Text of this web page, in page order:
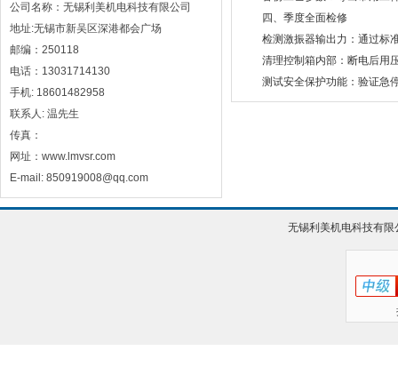
公司名称：无锡利美机电科技有限公司
地址:无锡市新吴区深港都会广场
邮编：250118
电话：13031714130
手机: 18601482958
联系人: 温先生
传真：
网址：www.lmvsr.com
E-mail: 850919008@qq.com
四、季度全面检修
检测激振器输出力：通过标准
清理控制箱内部：断电后用压
测试安全保护功能：验证急停
无锡利美机电科技有